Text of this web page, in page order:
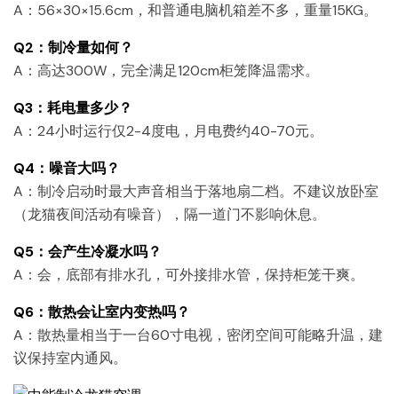
A：56×30×15.6cm，和普通电脑机箱差不多，重量15KG。
Q2：制冷量如何？
A：高达300W，完全满足120cm柜笼降温需求。
Q3：耗电量多少？
A：24小时运行仅2-4度电，月电费约40-70元。
Q4：噪音大吗？
A：制冷启动时最大声音相当于落地扇二档。不建议放卧室
（龙猫夜间活动有噪音），隔一道门不影响休息。
Q5：会产生冷凝水吗？
A：会，底部有排水孔，可外接排水管，保持柜笼干爽。
Q6：散热会让室内变热吗？
A：散热量相当于一台60寸电视，密闭空间可能略升温，建
议保持室内通风。